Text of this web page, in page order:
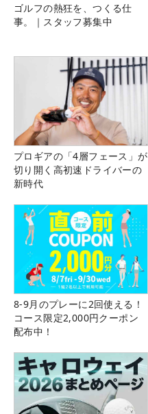
ゴルフの熱狂を、つくる仕
事。｜スタッフ募集中
プロギアの「4層フェース」が
切り開く高初速ドライバーの
新時代
8-9月のプレーに2回使える！
コース限定2,000円クーポン
配布中！